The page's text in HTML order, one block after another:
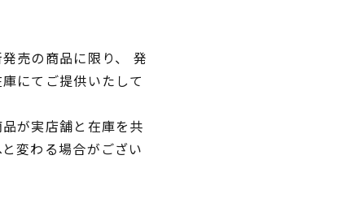
売の商品に限り、 発
にてご提供いたして
が実店舗と在庫を共
変わる場合がござい